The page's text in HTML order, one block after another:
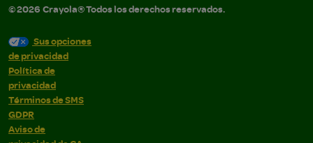
©2026 Crayola® Todos los derechos reservados.
Sus opciones
de privacidad
Política de
privacidad
Términos de SMS
GDPR
Aviso de